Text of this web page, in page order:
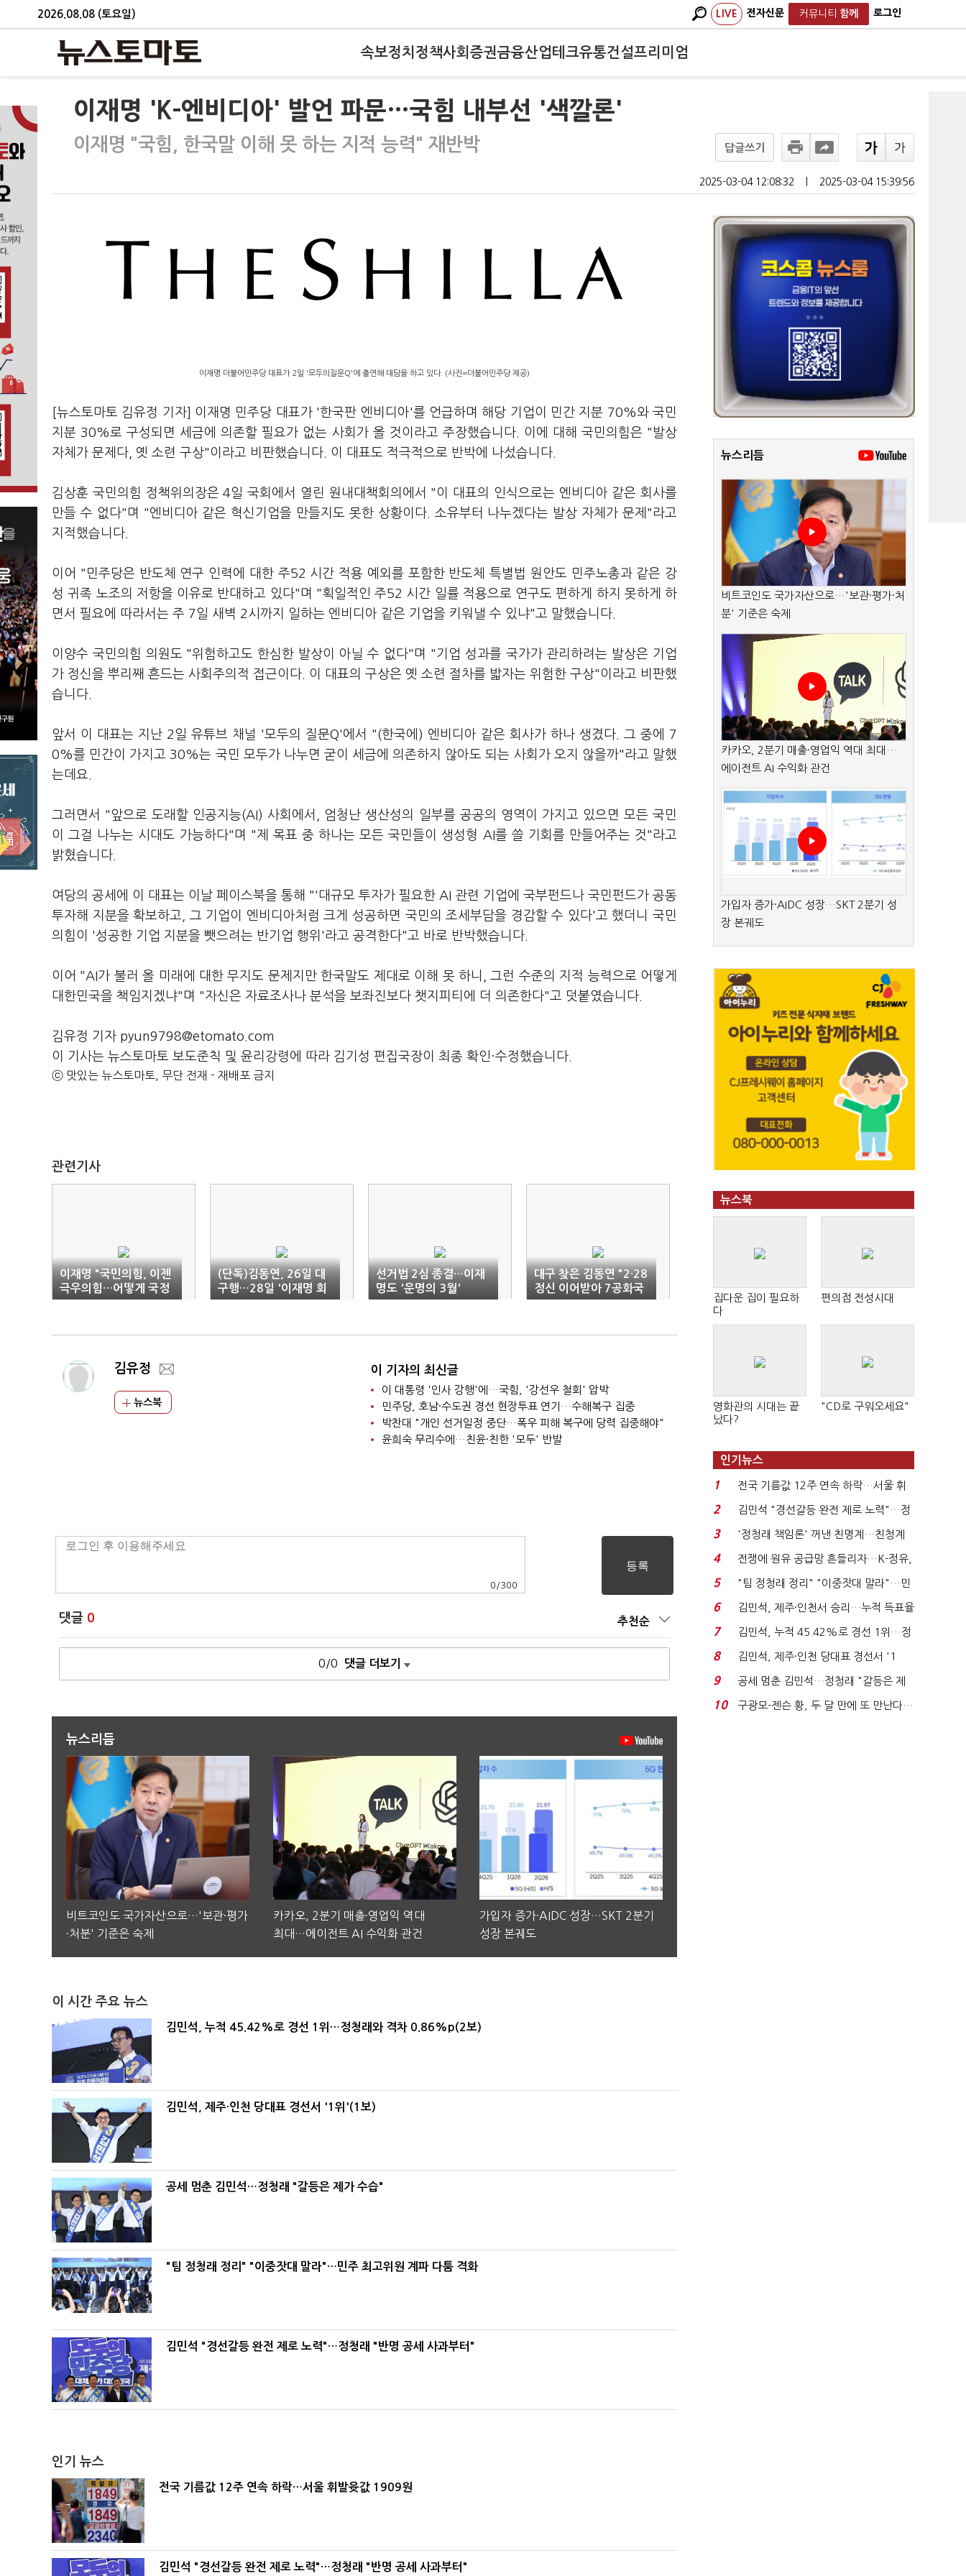
2026.08.08 (토요일) LIVE 전자신문 커뮤니티 함께 로그인
속보정치 정책사회 증권금융산업테크유통건설프리미엄
이재명 'K-엔비디아' 발언 파문…국힘 내부선 '색깔론'
이재명 "국힘, 한국말 이해 못 하는 지적 능력" 재반박 답글쓰기
2025-03-04 12:08:32 2025-03-04 15:39:56
이재명 더불어민주당 대표가 2일 '모두의질문Q'에 출연해 대담을 하고 있다. (사진=더불어민주당 제공)
[뉴스토마토 김유정 기자] 이재명 민주당 대표가 '한국판 엔비디아'를 언급하며 해당 기업이 민간 지분 70%와 국민
지분 30%로 구성되면 세금에 의존할 필요가 없는 사회가 올 것이라고 주장했습니다. 이에 대해 국민의힘은 "발상
자체가 문제다, 옛 소련 구상"이라고 비판했습니다. 이 대표도 적극적으로 반박에 나섰습니다.
김상훈 국민의힘 정책위의장은 4일 국회에서 열린 원내대책회의에서 "이 대표의 인식으로는 엔비디아 같은 회사를
만들 수 없다"며 "엔비디아 같은 혁신기업을 만들지도 못한 상황이다. 소유부터 나누겠다는 발상 자체가 문제"라고
지적했습니다.
이어 "민주당은 반도체 연구 인력에 대한 주52 시간 적용 예외를 포함한 반도체 특별법 원안도 민주노총과 같은 강
성 귀족 노조의 저항을 이유로 반대하고 있다"며 "획일적인 주52 시간 일률 적용으로 연구도 편하게 하지 못하게 하
면서 필요에 따라서는 주 7일 새벽 2시까지 일하는 엔비디아 같은 기업을 키워낼 수 있냐"고 말했습니다.
이양수 국민의힘 의원도 "위험하고도 한심한 발상이 아닐 수 없다"며 "기업 성과를 국가가 관리하려는 발상은 기업
가 정신을 뿌리째 흔드는 사회주의적 접근이다. 이 대표의 구상은 옛 소련 절차를 밟자는 위험한 구상"이라고 비판했
습니다.
앞서 이 대표는 지난 2일 유튜브 채널 '모두의 질문Q'에서 "(한국에) 엔비디아 같은 회사가 하나 생겼다. 그 중에 7
0%를 민간이 가지고 30%는 국민 모두가 나누면 굳이 세금에 의존하지 않아도 되는 사회가 오지 않을까"라고 말했
는데요.
그러면서 "앞으로 도래할 인공지능(AI) 사회에서, 엄청난 생산성의 일부를 공공의 영역이 가지고 있으면 모든 국민
이 그걸 나누는 시대도 가능하다"며 "제 목표 중 하나는 모든 국민들이 생성형 AI를 쓸 기회를 만들어주는 것"라고
밝혔습니다.
여당의 공세에 이 대표는 이날 페이스북을 통해 "'대규모 투자가 필요한 AI 관련 기업에 국부펀드나 국민펀드가 공동
투자해 지분을 확보하고, 그 기업이 엔비디아처럼 크게 성공하면 국민의 조세부담을 경감할 수 있다'고 했더니 국민
의힘이 '성공한 기업 지분을 뺏으려는 반기업 행위'라고 공격한다"고 바로 반박했습니다.
이어 "AI가 불러 올 미래에 대한 무지도 문제지만 한국말도 제대로 이해 못 하니, 그런 수준의 지적 능력으로 어떻게
대한민국을 책임지겠냐"며 "자신은 자료조사나 분석을 보좌진보다 챗지피티에 더 의존한다"고 덧붙였습니다.
김유정 기자 pyun9798@etomato.com
이 기사는 뉴스토마토 보도준칙 및 윤리강령에 따라 김기성 편집국장이 최종 확인·수정했습니다.
ⓒ 맛있는 뉴스토마토, 무단 전재 - 재배포 금지
관련기사
이재명 "국민의힘, 이젠
극우의힘…어떻게 국정
책임지나"
(단독)김동연, 26일 대
구행…28일 '이재명 회
동'
선거법 2심 종결…이재
명도 '운명의 3월'
대구 찾은 김동연 "2·28
정신 이어받아 7공화국
열 것"
김유정
뉴스북
이 기자의 최신글
이 대통령 '인사 강행'에…국힘, '강선우 철회' 압박
민주당, 호남·수도권 경선 현장투표 연기…수해복구 집중
박찬대 "개인 선거일정 중단…폭우 피해 복구에 당력 집중해야"
윤희숙 무리수에…친윤·친한 '모두' 반발
0 /300
댓글 0 추천순
0/0 댓글 더보기
뉴스리듬
비트코인도 국가자산으로…'보관·평가
·처분' 기준은 숙제
카카오, 2분기 매출·영업익 역대
최대…에이전트 AI 수익화 관건
가입자 증가·AIDC 성장…SKT 2분기
성장 본궤도
이 시간 주요 뉴스
김민석, 누적 45.42%로 경선 1위…정청래와 격차 0.86%p(2보)
김민석, 제주·인천 당대표 경선서 '1위'(1보)
공세 멈춘 김민석…정청래 "갈등은 제가 수습"
"팀 정청래 정리" "이중잣대 말라"…민주 최고위원 계파 다툼 격화
김민석 "경선갈등 완전 제로 노력"…정청래 "반명 공세 사과부터"
인기 뉴스
전국 기름값 12주 연속 하락…서울 휘발윳값 1909원
김민석 "경선갈등 완전 제로 노력"…정청래 "반명 공세 사과부터"
뉴스리듬
비트코인도 국가자산으로…'보관·평가·처
분' 기준은 숙제
카카오, 2분기 매출·영업익 역대 최대…
에이전트 AI 수익화 관건
가입자 증가·AIDC 성장…SKT 2분기 성
장 본궤도
뉴스북
집다운 집이 필요하
다
편의점 전성시대
영화관의 시대는 끝
났다?
"CD로 구워오세요"
인기뉴스
1
전국 기름값 12주 연속 하락…서울 휘
발윳값 1909원...
2
김민석 "경선갈등 완전 제로 노력"…정
청래 "반명 공세 사...
3
'정청래 책임론' 꺼낸 친명계…친청계
는 추가투표 때리기...
4
전쟁에 원유 공급망 흔들리자…K-정유,
에너지안보 핵심...
5
"팀 정청래 정리" "이중잣대 말라"…민
주 최고위원 계파 다...
6
김민석, 제주·인천서 승리…누적 득표율
'1위 탈환'(종합)...
7
김민석, 누적 45.42%로 경선 1위…정
청래와 격차 0.86%p(...
8
김민석, 제주·인천 당대표 경선서 '1
위'(1보)...
9
공세 멈춘 김민석…정청래 "갈등은 제
가 수습"
10
구광모-젠슨 황, 두 달 만에 또 만난다…